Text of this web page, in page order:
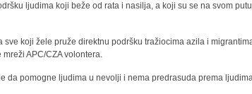
ljudima koji beže od rata i nasilja, a koji su se na svom
koji žele pruže direktnu podršku tražiocima azila i
APC/CZA volontera.
da pomogne ljudima u nevolji i nema predrasuda prema